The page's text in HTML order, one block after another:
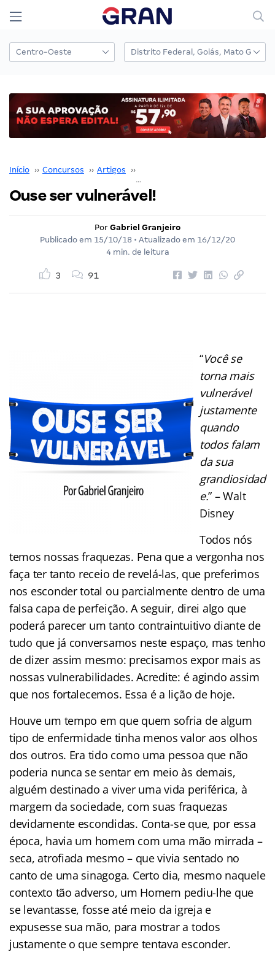
Início ›› Concursos ›› Artigos ››
Ouse ser vulnerável!
Por Gabriel Granjeiro
Publicado em 15/10/18 • Atualizado em 16/12/20
4 min. de leitura
3 91
“Você se
torna mais
vulnerável
justamente
quando
todos falam
da sua
grandiosidad
e.” – Walt
Disney
Todos nós
temos nossas fraquezas. Pena que a vergonha nos
faça ter tanto receio de revelá-las, que preferimos
nos esconder total ou parcialmente dentro de uma
falsa capa de perfeição. A seguir, direi algo que
poderá parecer um tanto contraintuitivo diante de
tudo que já conversamos neste espaço, mas tenho
de dizer assim mesmo: precisamos expor mais as
nossas vulnerabilidades. Acredite: é agindo assim
que nos fortalecemos. Essa é a lição de hoje.
Houve um tempo em que quem sofria de algum
tipo de enfermidade tinha menos valor aos olhos
dos outros. Era tido como uma pessoa que não
poderia nunca se sentar em meio às demais,
alguém destinado a viver uma vida periférica, à
margem da sociedade, com suas fraquezas
devidamente escondidas. Conta-se que, por essa
época, havia um homem com uma mão mirrada –
seca, atrofiada mesmo – que vivia sentado no
canto de uma sinagoga. Certo dia, mesmo naquele
contexto tão adverso, um Homem pediu-lhe que
se levantasse, fosse até meio da igreja e
expusesse sua mão, para mostrar a todos
justamente o que sempre tentava esconder.